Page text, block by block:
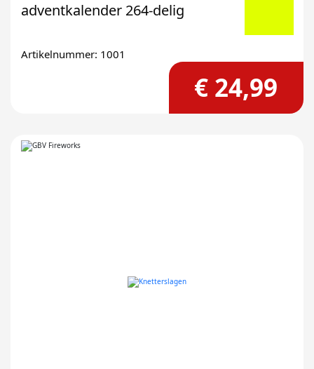
adventkalender 264-delig
Artikelnummer: 1001
€ 24,99